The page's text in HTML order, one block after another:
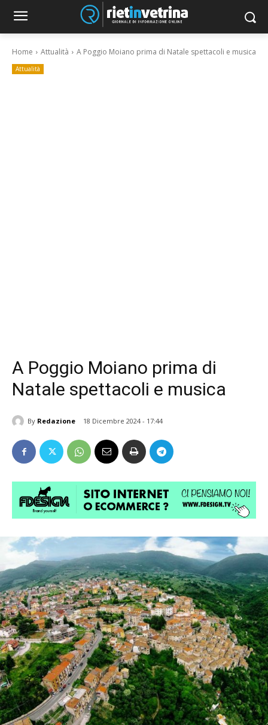
Home Attualità A Poggio Moiano prima di Natale spettacoli e musica
Attualità
A Poggio Moiano prima di
Natale spettacoli e musica
By Redazione 18 Dicembre 2024 - 17:44